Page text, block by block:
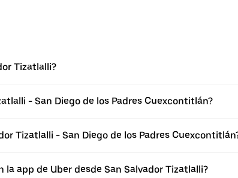
Tizatlalli?
- San Diego de los Padres Cuexcontitlán?
Tizatlalli - San Diego de los Padres
app de Uber desde San Salvador Tizatlalli?